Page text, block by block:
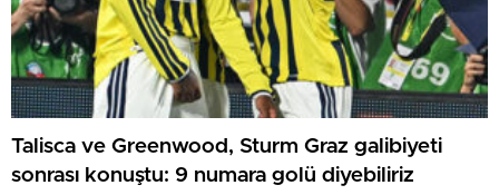
Talisca ve Greenwood, Sturm Graz galibiyeti
sonrası konuştu: 9 numara golü diyebiliriz